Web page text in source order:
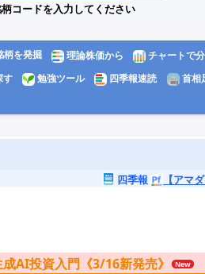
コードを入力してください
柄を発掘 理論株価から チャートで
す 勉強ツール 四季報速読 首相
四季報 【アマ
成AI投資入門《3/16新発売》